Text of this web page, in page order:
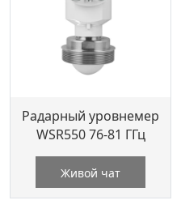
Радарный уровнемер
WSR550 76-81 ГГц
Живой чат